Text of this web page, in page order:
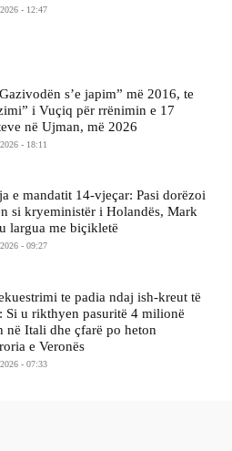
- 12:47
s’e japim” më 2016, te
i Vuçiq për rrënimin e 17
në Ujman, më 2026
- 18:11
e mandatit 14-vjeçar: Pasi dorëzoi
si kryeministër i Holandës, Mark
largua me biçikletë
- 09:27
te padia ndaj ish-kreut të
Si u rikthyen pasuritë 4 milionë
në Itali dhe çfarë po heton
e Veronës
- 07:33